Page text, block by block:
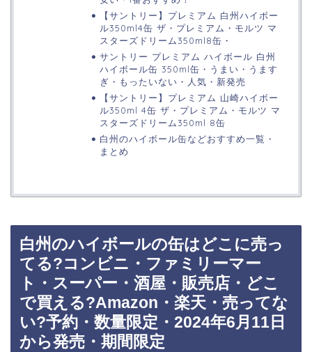
【サントリー】プレミアム 白州ハイボー
ル350ml4缶 ザ・プレミアム・モルツ マ
スターズドリーム350ml8缶・
サントリー プレミアム ハイボール 白州
ハイボール缶 350ml缶・うまい・うます
ぎ・もったいない・人気・新発売
【サントリー】プレミアム 山崎ハイボー
ル350ml 4缶 ザ・プレミアム・モルツ マ
スターズドリーム350ml 8缶
白州のハイボール缶などおすすめ一覧・
まとめ
白州のハイボールの缶はどこに売っ
てる?コンビニ・ファミリーマー
ト・スーパー・酒屋・販売店・どこ
で買える?Amazon・楽天・売ってな
い?予約・数量限定・2024年6月11日
から発売・期間限定